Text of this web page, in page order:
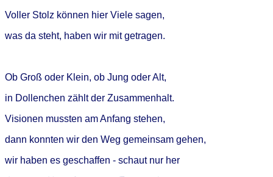
Voller Stolz können hier Viele sagen,
was da steht, haben wir mit getragen.
Ob Groß oder Klein, ob Jung oder Alt,
in Dollenchen zählt der Zusammenhalt.
Visionen mussten am Anfang stehen,
dann konnten wir den Weg gemeinsam gehen,
wir haben es geschaffen - schaut nur her